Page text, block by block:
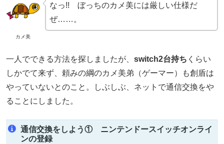
カメ美
なっ!! ぼっちのカメ美には厳しい仕様だ
ぜ……。
一人でできる方法を探しましたが、 switch2台持ち くらい
しかでて来ず、頼みの綱のカメ美弟（ゲーマー）も創盾は
やっていないとのこと。しぶしぶ、ネットで通信交換をや
ることにしました。
通信交換をしよう① ニンテンドースイッチオンライ
ンの登録